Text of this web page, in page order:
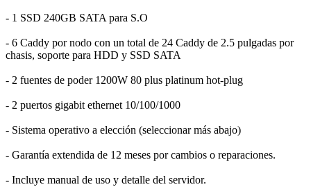
- 1 SSD 240GB SATA para S.O
- 6 Caddy por nodo con un total de 24 Caddy de 2.5 pulgadas por
chasis, soporte para HDD y SSD SATA
- 2 fuentes de poder 1200W 80 plus platinum hot-plug
- 2 puertos gigabit ethernet 10/100/1000
- Sistema operativo a elección (seleccionar más abajo)
- Garantía extendida de 12 meses por cambios o reparaciones.
- Incluye manual de uso y detalle del servidor.